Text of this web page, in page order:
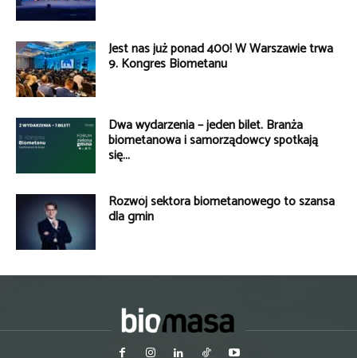
Jest nas już ponad 400! W Warszawie trwa
9. Kongres Biometanu
Dwa wydarzenia – jeden bilet. Branża
biometanowa i samorządowcy spotkają
się...
Rozwój sektora biometanowego to szansa
dla gmin